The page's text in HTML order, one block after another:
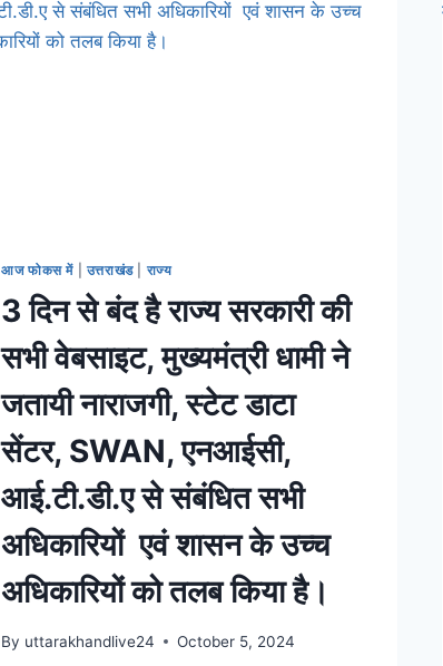
आज फोकस में उत्तराखंड| राज्य
3 दिन से बंद है राज्य सरकारी की
सभी वेबसाइट, मुख्यमंत्री धामी ने
जतायी नाराजगी, स्टेट डाटा
सेंटर, SWAN, एनआईसी,
आई.टी.डी.ए से संबंधित सभी
अधिकारियों एवं शासन के उच्च
अधिकारियों को तलब किया है।
By uttarakhandlive24 October 5, 2024